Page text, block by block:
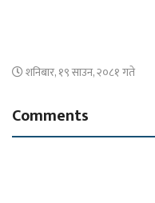
शनिबार, १९ साउन, २०८१ गते
Comments